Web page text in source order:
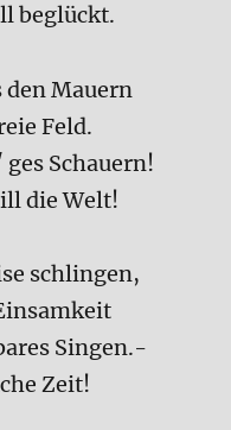
beglückt.
den Mauern
Feld.
Schauern!
die Welt!
schlingen,
Singen.-
Zeit!